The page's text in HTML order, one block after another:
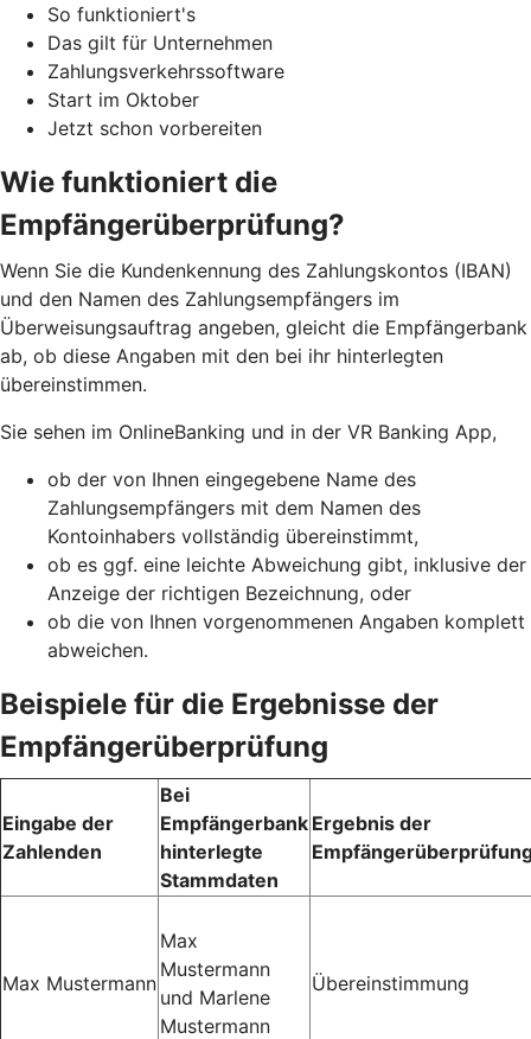
So funktioniert's
Das gilt für Unternehmen
Zahlungsverkehrssoftware
Start im Oktober
Jetzt schon vorbereiten
Wie funktioniert die
Empfängerüberprüfung?
Wenn Sie die Kundenkennung des Zahlungskontos (IBAN)
und den Namen des Zahlungsempfängers im
Überweisungsauftrag angeben, gleicht die Empfängerbank
ab, ob diese Angaben mit den bei ihr hinterlegten
übereinstimmen.
Sie sehen im OnlineBanking und in der VR Banking App,
ob der von Ihnen eingegebene Name des
Zahlungsempfängers mit dem Namen des
Kontoinhabers vollständig übereinstimmt,
ob es ggf. eine leichte Abweichung gibt, inklusive der
Anzeige der richtigen Bezeichnung, oder
ob die von Ihnen vorgenommenen Angaben komplett
abweichen.
Beispiele für die Ergebnisse der
Empfängerüberprüfung
Eingabe der
Zahlenden
Bei
Empfängerbank
hinterlegte
Stammdaten
Ergebnis der
Max Mustermann
Max
Mustermann
und Marlene
Mustermann
Übereinstimmung